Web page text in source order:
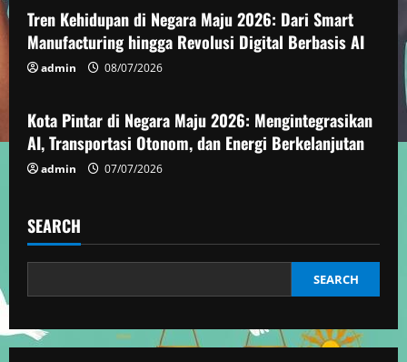
e
a
i
n
g
Tren Kehidupan di Negara Maju 2026: Dari Smart
Manufacturing hingga Revolusi Digital Berbasis AI
admin 08/07/2026
Berita Negara Maju
Kota Pintar di Negara Maju 2026: Mengintegrasikan
AI, Transportasi Otonom, dan Energi Berkelanjutan
admin 07/07/2026
SEARCH
SEARCH